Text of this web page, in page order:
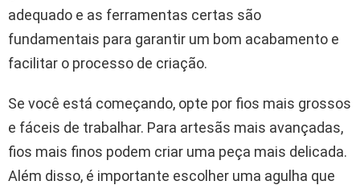
adequado e as ferramentas certas são
fundamentais para garantir um bom acabamento e
facilitar o processo de criação.
Se você está começando, opte por fios mais grossos
e fáceis de trabalhar. Para artesãs mais avançadas,
fios mais finos podem criar uma peça mais delicada.
Além disso, é importante escolher uma agulha que